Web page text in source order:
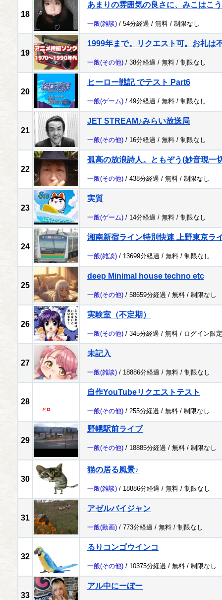
18
あまりの雰囲気の良さに、みこはこ
一般(雑談) / 54分経過 / 無料 / 制限なし
19
1999年まで。リクエスト可。お礼は
一般(その他) / 38分経過 / 無料 / 制限なし
20
ヒーロー戦記 でテスト Part6
一般(ゲーム) / 49分経過 / 無料 / 制限なし
21
JET STREAM♪みらい放送局
一般(その他) / 16分経過 / 無料 / 制限なし
22
孤高の放浪詩人。ともぞう(妙音現一
一般(その他) / 438分経過 / 無料 / 制限なし
23
実質
一般(ゲーム) / 14分経過 / 無料 / 制限なし
24
湘南新宿ライン特別快速 上野東京ラ
一般(雑談) / 13699分経過 / 無料 / 制限なし
25
deep Minimal house techno etc
一般(その他) / 58659分経過 / 無料 / 制限なし
26
実験室（不定期）
一般(その他) / 345分経過 / 無料 / ログイン限定
27
未記入
一般(雑談) / 18886分経過 / 無料 / 制限なし
28
自作YouTubeリクエストテスト
一般(その他) / 255分経過 / 無料 / 制限なし
29
野幌駅前ライブ
一般(その他) / 18885分経過 / 無料 / 制限なし
30
猫の居る風景♪
一般(雑談) / 18886分経過 / 無料 / 制限なし
31
アゼルバイジャン
一般(動画) / 773分経過 / 無料 / 制限なし
32
るりコンゴウインコ
一般(その他) / 10375分経過 / 無料 / 制限なし
33
アル中にーぼー